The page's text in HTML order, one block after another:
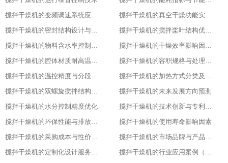
搅拌干燥机的变频调速系统应用优势
搅拌干燥机的真空干燥功能实现原理
搅拌干燥机的密封结构设计与防泄漏技术
搅拌干燥机的搅拌桨叶结构优化方案
搅拌干燥机的物料含水率控制精度
搅拌干燥机的干燥效率影响因素分析
搅拌干燥机的腔体材质耐高温性能指标
搅拌干燥机的容积规格与处理量匹配
搅拌干燥机的温控精度与分段控温技术
搅拌干燥机的加热方式分类及适用场景
搅拌干燥机的双螺旋搅拌结构设计原理
搅拌干燥机的未来发展方向预测​
搅拌干燥机的水分控制精度优化​
搅拌干燥机的技术创新与专利成果​
搅拌干燥机的环保性能与排放标准​
搅拌干燥机的使用寿命影响因素​
搅拌干燥机的采购成本与性价比评估​
搅拌干燥机的市场品牌与产品对比​
搅拌干燥机的定制化设计服务范围​
搅拌干燥机的行业应用案例（化工行业）​